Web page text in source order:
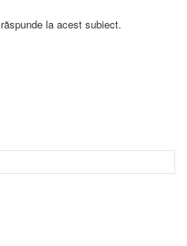
la acest subiect.